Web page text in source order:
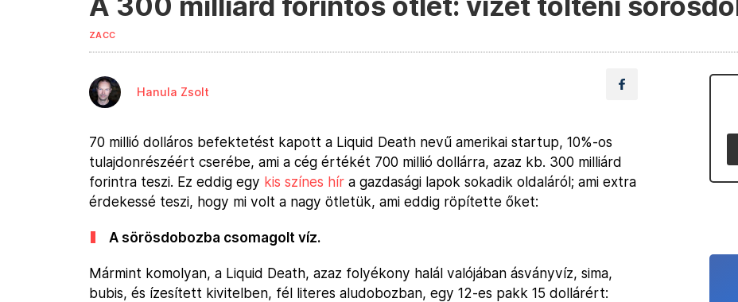
ZACC
Hanula Zsolt
70 millió dolláros befektetést kapott a Liquid Death nevű amerikai startup, 10%-os
tulajdonrészéért cserébe, ami a cég értékét 700 millió dollárra, azaz kb. 300 milliárd
forintra teszi. Ez eddig egy kis színes hír a gazdasági lapok sokadik oldaláról; ami extra
érdekessé teszi, hogy mi volt a nagy ötletük, ami eddig röpítette őket:
A sörösdobozba csomagolt víz.
Mármint komolyan, a Liquid Death, azaz folyékony halál valójában ásványvíz, sima,
bubis, és ízesített kivitelben, fél literes aludobozban, egy 12-es pakk 15 dollárért: